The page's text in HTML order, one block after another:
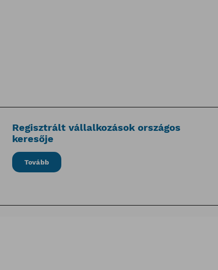
Regisztrált vállalkozások országos
keresője
Tovább